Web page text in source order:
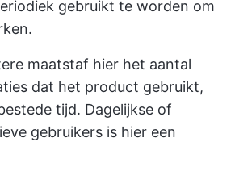
gebruikt te worden om
maatstaf hier het aantal
dat het product gebruikt,
tijd. Dagelijkse of
gebruikers is hier een